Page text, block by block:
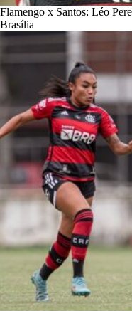
Flamengo x Santos: Léo
Brasília